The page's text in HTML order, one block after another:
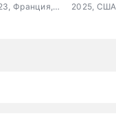
2023, Франция, боевик